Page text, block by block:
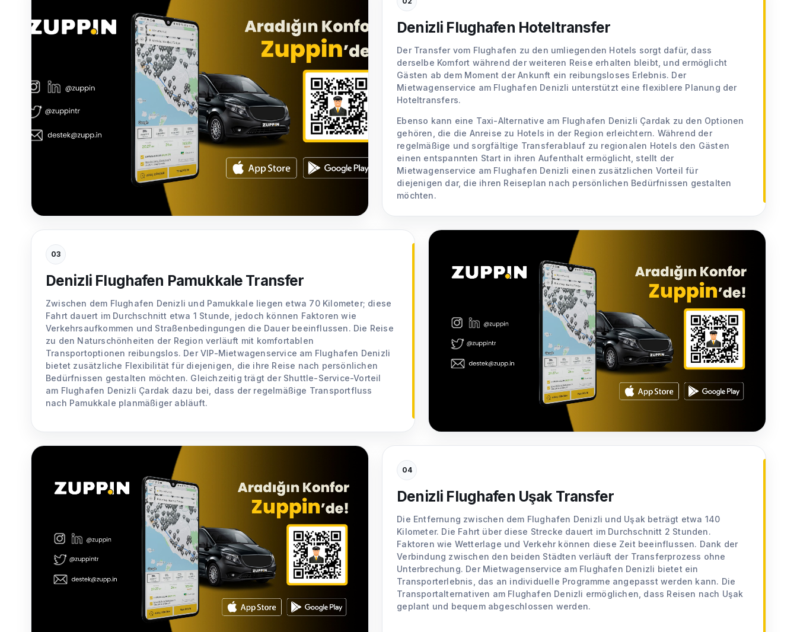
Denizli Flughafen Hoteltransfer
Der Transfer vom Flughafen zu den umliegenden Hotels sorgt dafür, dass
derselbe Komfort während der weiteren Reise erhalten bleibt, und ermöglicht
Gästen ab dem Moment der Ankunft ein reibungsloses Erlebnis. Der
Mietwagenservice am Flughafen Denizli unterstützt eine flexiblere Planung der
Hoteltransfers.
Ebenso kann eine Taxi-Alternative am Flughafen Denizli Çardak zu den Optionen
gehören, die die Anreise zu Hotels in der Region erleichtern. Während der
regelmäßige und sorgfältige Transferablauf zu regionalen Hotels den Gästen
einen entspannten Start in ihren Aufenthalt ermöglicht, stellt der
Mietwagenservice am Flughafen Denizli einen zusätzlichen Vorteil für
diejenigen dar, die ihren Reiseplan nach persönlichen Bedürfnissen gestalten
möchten.
03
Denizli Flughafen Pamukkale Transfer
Zwischen dem Flughafen Denizli und Pamukkale liegen etwa 70 Kilometer; diese
Fahrt dauert im Durchschnitt etwa 1 Stunde, jedoch können Faktoren wie
Verkehrsaufkommen und Straßenbedingungen die Dauer beeinflussen. Die Reise
zu den Naturschönheiten der Region verläuft mit komfortablen
Transportoptionen reibungslos. Der VIP-Mietwagenservice am Flughafen Denizli
bietet zusätzliche Flexibilität für diejenigen, die ihre Reise nach persönlichen
Bedürfnissen gestalten möchten. Gleichzeitig trägt der Shuttle-Service-Vorteil
am Flughafen Denizli Çardak dazu bei, dass der regelmäßige Transportfluss
nach Pamukkale planmäßiger abläuft.
04
Denizli Flughafen Uşak Transfer
Die Entfernung zwischen dem Flughafen Denizli und Uşak beträgt etwa 140
Kilometer. Die Fahrt über diese Strecke dauert im Durchschnitt 2 Stunden.
Faktoren wie Wetterlage und Verkehr können diese Zeit beeinflussen. Dank der
Verbindung zwischen den beiden Städten verläuft der Transferprozess ohne
Unterbrechung. Der Mietwagenservice am Flughafen Denizli bietet ein
Transporterlebnis, das an individuelle Programme angepasst werden kann. Die
Transportalternativen am Flughafen Denizli ermöglichen, dass Reisen nach Uşak
geplant und bequem abgeschlossen werden.